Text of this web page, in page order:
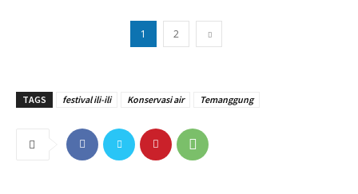
1 2
TAGS festival ili-ili Konservasi air Temanggung